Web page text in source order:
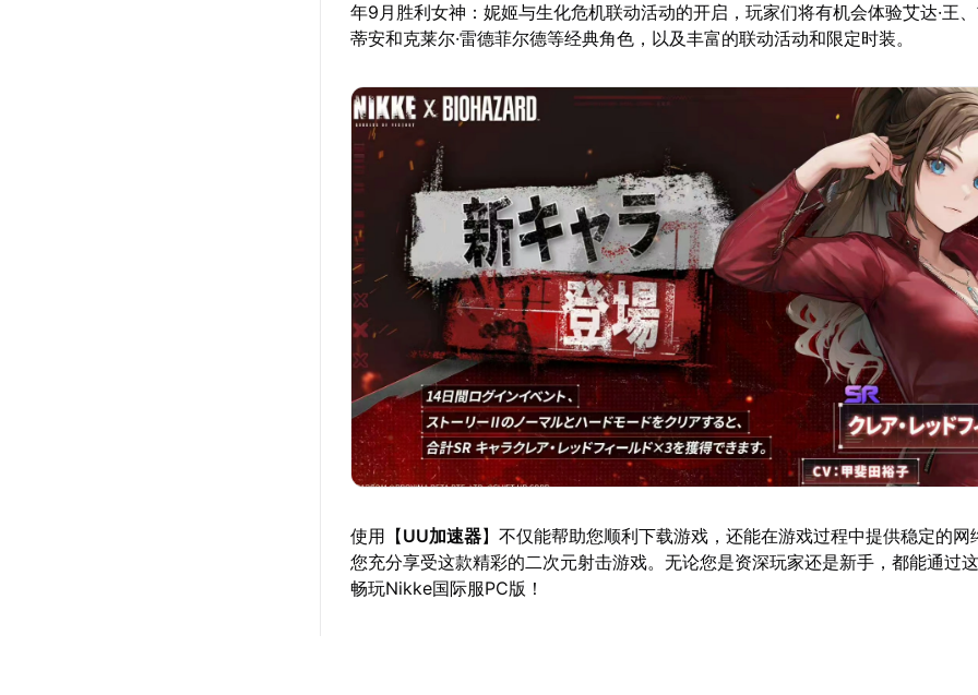
年9月胜利女神：妮姬与生化危机联动活动的开启，玩家们将有机会体验艾达·王
蒂安和克莱尔·雷德菲尔德等经典角色，以及丰富的联动活动和限定时装。
使用【UU加速器】不仅能帮助您顺利下载游戏，还能在游戏过程中提供稳定的网
您充分享受这款精彩的二次元射击游戏。无论您是资深玩家还是新手，都能通过
畅玩Nikke国际服PC版！